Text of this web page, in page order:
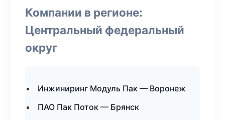
Компании в регионе:
Центральный федеральный
округ
Инжиниринг Модуль Пак — Воронеж
ПАО Пак Поток — Брянск